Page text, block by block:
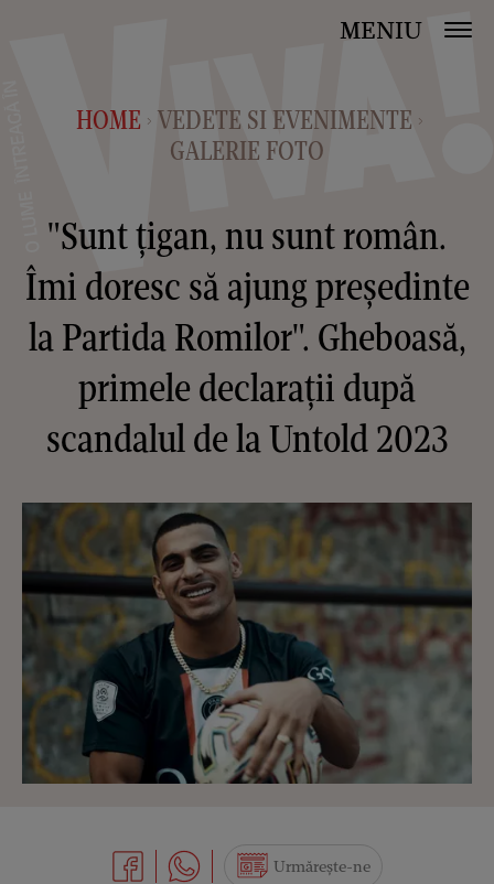
MENIU
HOME > VEDETE SI EVENIMENTE >
GALERIE FOTO
"Sunt țigan, nu sunt român.
Îmi doresc să ajung președinte
la Partida Romilor". Gheboasă,
primele declarații după
scandalul de la Untold 2023
Urmărește-ne